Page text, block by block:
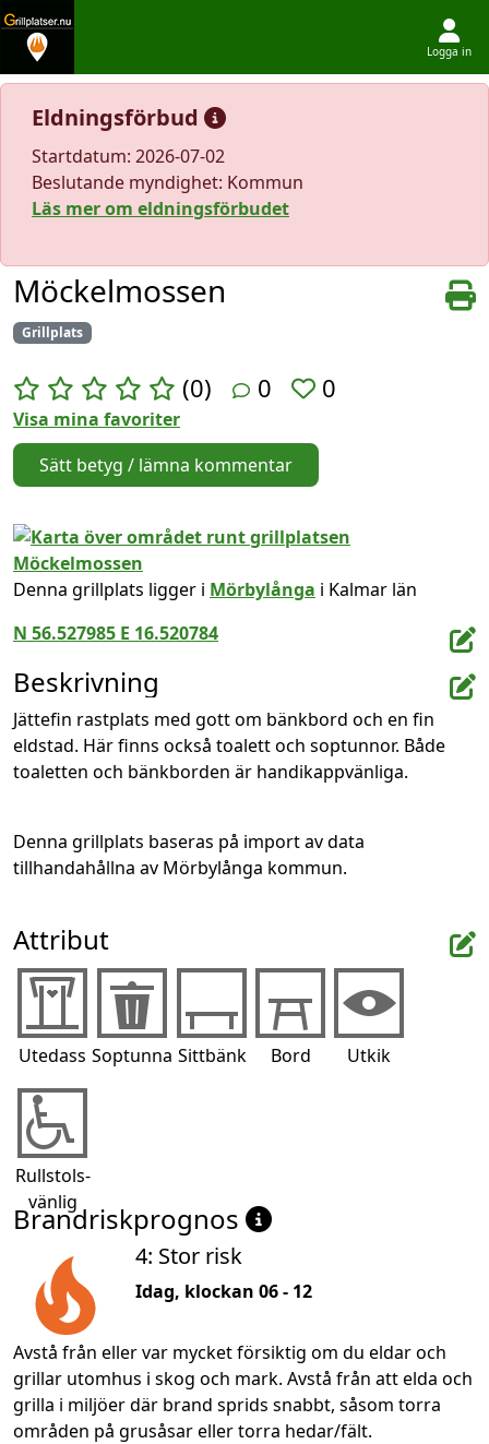
Hoppa till innehållet
Logga in
Eldningsförbud
Startdatum: 2026-07-02
Beslutande myndighet: Kommun
Läs mer om eldningsförbudet
Möckelmossen
Grillplats
(0) 0 0
Visa mina favoriter
Sätt betyg / lämna kommentar
Denna grillplats ligger i Mörbylånga i Kalmar län
N 56.527985 E 16.520784
Beskrivning
Jättefin rastplats med gott om bänkbord och en fin
eldstad. Här finns också toalett och soptunnor. Både
toaletten och bänkborden är handikappvänliga.
Denna grillplats baseras på import av data
tillhandahållna av Mörbylånga kommun.
Attribut
Utedass Soptunna Sittbänk Bord Utkik
Rullstols-
vänlig
Brandriskprognos
4: Stor risk
Idag, klockan 06 - 12
Avstå från eller var mycket försiktig om du eldar och
grillar utomhus i skog och mark. Avstå från att elda och
grilla i miljöer där brand sprids snabbt, såsom torra
områden på grusåsar eller torra hedar/fält.